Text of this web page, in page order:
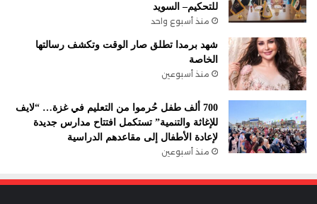
للتحكيم– السويد
منذ أسبوع واحد
شهد برمدا تطلق صار الوقت وتكشف رسالتها
الخاصة
منذ أسبوعين
700 ألف طفل حُرموا من التعليم في غزة… “لايف
للإغاثة والتنمية” تستكمل افتتاح مدارس جديدة
لإعادة الأطفال إلى مقاعدهم الدراسية
منذ أسبوعين